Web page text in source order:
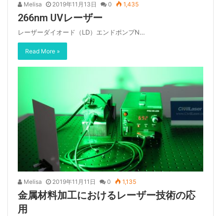
Melisa 2019年11月13日 0 1,435
266nm UVレーザー
レーザーダイオード（LD）エンドポンプN…
Read More »
Melisa 2019年11月11日 0 1,135
金属材料加工におけるレーザー技術の応
用